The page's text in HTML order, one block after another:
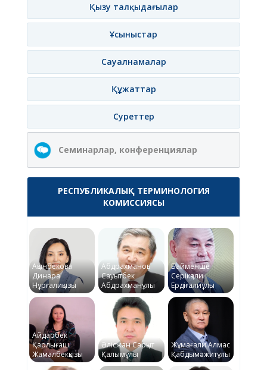
Қызу талқыдағылар
Ұсыныстар
Сауалнамалар
Құжаттар
Суреттер
Семинарлар, конференциялар
РЕСПУБЛИКАЛЫҚ ТЕРМИНОЛОГИЯ
КОМИССИЯСЫ
Ақынбекова
Динара
Нұрғалиқызы
Абдрахманов
Сауытбек
Абдрахманұлы
Байменше
Серікқали
Ердіғалиұлы
Айдарбек
Қарлығаш
Жамалбекқызы
Әлісжан Сарқыт
Қалымұлы
Жұмағали Алмас
Қабдымәжитұлы